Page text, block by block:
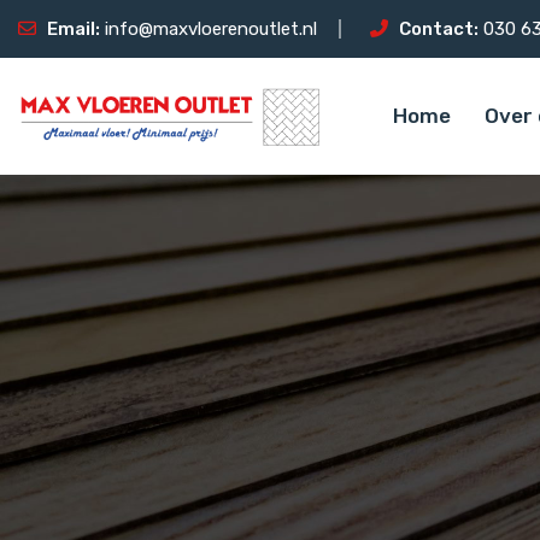
Email: info@maxvloerenoutlet.nl Contact: 030
Home Over